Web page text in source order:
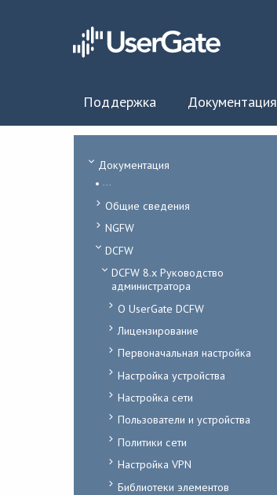
Поддержка Документация
Документация
...
Общие сведения
NGFW
DCFW
DCFW 8.x Руководство
администратора
О UserGate DCFW
Лицензирование
Первоначальная настройка
Настройка устройства
Настройка сети
Пользователи и устройства
Политики сети
Настройка VPN
Библиотеки элементов